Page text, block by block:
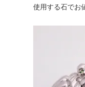
使用する石でお